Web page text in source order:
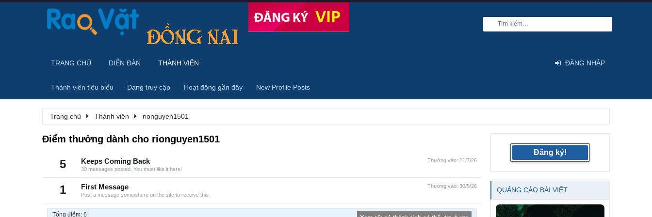
Trang chủ Thành viên rionguyen1501
Điểm thưởng dành cho rionguyen1501
5 Thưởng vào: 21/7/26
Keeps Coming Back
30 messages posted. You must like it here!
1 Thưởng vào: 30/5/26
First Message
Post a message somewhere on the site to receive this.
Tổng điểm: 6
Đăng ký!
QUẢNG CÁO BÀI VIẾT
TRANG CHỦ DIỄN ĐÀN THÀNH VIÊN
Thành viên tiêu biểu Đang truy cập Hoạt động gần đây New Profile Posts
ĐĂNG NHẬP